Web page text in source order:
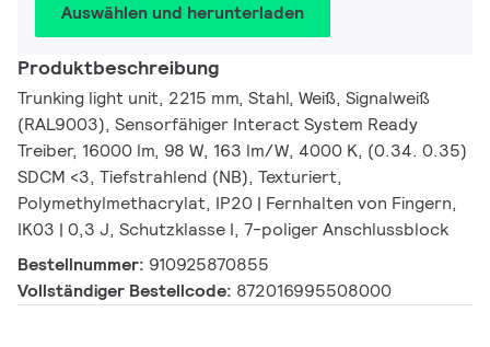
Auswählen und herunterladen
Produktbeschreibung
Trunking light unit, 2215 mm, Stahl, Weiß, Signalweiß
(RAL9003), Sensorfähiger Interact System Ready
Treiber, 16000 lm, 98 W, 163 lm/W, 4000 K, (0.34. 0.35)
SDCM <3, Tiefstrahlend (NB), Texturiert,
Polymethylmethacrylat, IP20 | Fernhalten von Fingern,
IK03 | 0,3 J, Schutzklasse I, 7-poliger Anschlussblock
Bestellnummer: 910925870855
Vollständiger Bestellcode: 872016995508000